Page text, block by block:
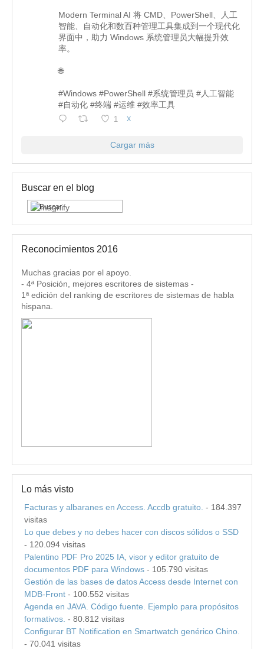
Modern Terminal AI 将 CMD、PowerShell、人工
智能、自动化和数百种管理工具集成到一个现代化
界面中，助力 Windows 系统管理员大幅提升效
率。
🌐
#Windows #PowerShell #系统管理员 #人工智能
#自动化 #终端 #运维 #效率工具
1 X
Cargar más
Buscar en el blog
Reconocimientos 2016
Muchas gracias por el apoyo.
- 4ª Posición, mejores escritores de sistemas -
1ª edición del ranking de escritores de sistemas de habla
hispana.
Lo más visto
Facturas y albaranes en Access. Accdb gratuito. - 184.397
visitas
Lo que debes y no debes hacer con discos sólidos o SSD
- 120.094 visitas
Palentino PDF Pro 2025 IA, visor y editor gratuito de
documentos PDF para Windows - 105.790 visitas
Gestión de las bases de datos Access desde Internet con
MDB-Front - 100.552 visitas
Agenda en JAVA. Código fuente. Ejemplo para propósitos
formativos. - 80.812 visitas
Configurar BT Notification en Smartwatch genérico Chino.
- 70.041 visitas